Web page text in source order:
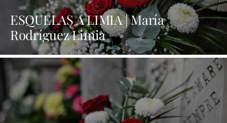
ESQUELAS A LIMIA | María
Rodríguez Limia